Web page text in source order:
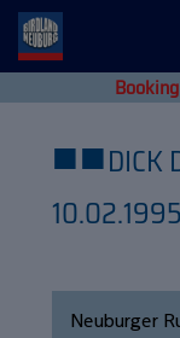
Booking
■■DICK
10.02.1995
Neuburger